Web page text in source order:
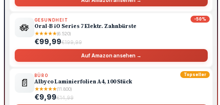
-50%
🪷
GESUNDHEIT
Oral-B iO Series 7 Elektr. Zahnbürste
★★★★★(6.520)
€99,99€199,99
Auf Amazon ansehen →
Topseller
📄
BÜRO
Albyco Laminierfolien A4, 100 Stück
★★★★★(11.800)
€9,99€14,99